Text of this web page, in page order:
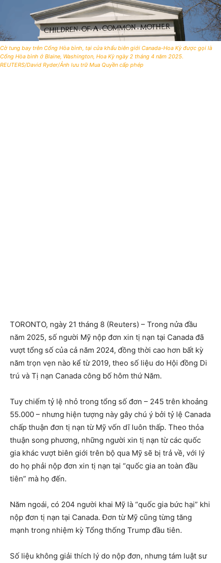
Cờ tung bay trên Cổng Hòa bình, tại cửa khẩu biên giới Canada-Hoa Kỳ được gọi là
Cổng Hòa bình ở Blaine, Washington, Hoa Kỳ ngày 2 tháng 4 năm 2025.
REUTERS/David Ryder/Ảnh lưu trữ Mua Quyền cấp phép
TORONTO, ngày 21 tháng 8 (Reuters) – Trong nửa đầu
năm 2025, số người Mỹ nộp đơn xin tị nạn tại Canada đã
vượt tổng số của cả năm 2024, đồng thời cao hơn bất kỳ
năm trọn vẹn nào kể từ 2019, theo số liệu do Hội đồng Di
trú và Tị nạn Canada công bố hôm thứ Năm.
Tuy chiếm tỷ lệ nhỏ trong tổng số đơn – 245 trên khoảng
55.000 – nhưng hiện tượng này gây chú ý bởi tỷ lệ Canada
chấp thuận đơn tị nạn từ Mỹ vốn dĩ luôn thấp. Theo thỏa
thuận song phương, những người xin tị nạn từ các quốc
gia khác vượt biên giới trên bộ qua Mỹ sẽ bị trả về, với lý
do họ phải nộp đơn xin tị nạn tại “quốc gia an toàn đầu
tiên” mà họ đến.
Năm ngoái, có 204 người khai Mỹ là “quốc gia bức hại” khi
nộp đơn tị nạn tại Canada. Đơn từ Mỹ cũng từng tăng
mạnh trong nhiệm kỳ Tổng thống Trump đầu tiên.
Số liệu không giải thích lý do nộp đơn, nhưng tám luật sư